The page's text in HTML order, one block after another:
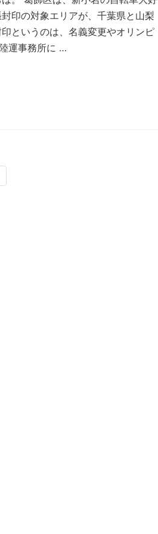
印の対象エリアが、千葉県と山梨
というのは、名義変更やオリンピ
運事務所に …